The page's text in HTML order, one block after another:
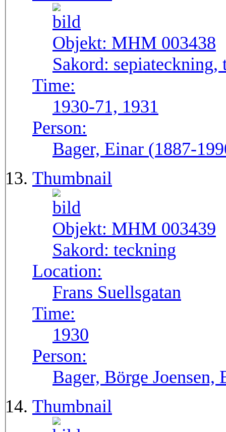
Objekt: MHM 003438
Sakord: sepiateckning,
Time:
1930-71, 1931
Person:
Bager, Einar (1887-
Thumbnail
Objekt: MHM 003439
Sakord: teckning
Location:
Frans Suellsgatan
Time:
1930
Person:
Bager, Börge
Thumbnail